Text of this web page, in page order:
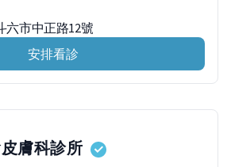
六市中正路12號
安排看診
膚科診所